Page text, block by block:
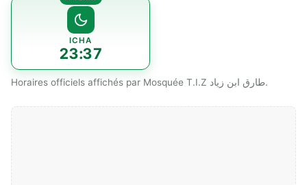
ICHA
23:37
Horaires officiels affichés par Mosquée T.I.Z طارق ابن زياد.